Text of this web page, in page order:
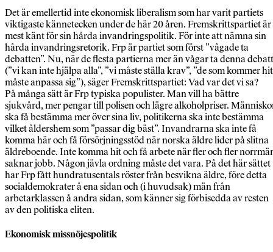
Det är emellertid inte ekonomisk liberalism som har varit partiets
viktigaste kännetecken under de här 20 åren. Fremskrittspartiet är
mest känt för sin hårda invandringspolitik. För inte att nämna sin
hårda invandringsretorik. Frp är partiet som först ”vågade ta
debatten”. Nu, när de flesta partierna mer än vågar ta denna debatt
(”vi kan inte hjälpa alla”, ”vi måste ställa krav”, ”de som kommer hit
måste anpassa sig”), säger Fremskrittspartiet: Vad var det vi sa?
På många sätt är Frp typiska populister. Man vill ha bättre
sjukvård, mer pengar till polisen och lägre alkoholpriser.
ska få bestämma mer över sina liv, politikerna ska inte bestämma
vilket åldershem som ”passar dig bäst”. Invandrarna ska inte få
komma här och få försörjningsstöd när norska äldre lider på slitna
äldreboende. Inte komma hit och få arbete när fler och fler
saknar jobb. Någon jävla ordning måste det vara. På det här sättet
har Frp fått hundratusentals röster från besvikna äldre, före detta
socialdemokrater å ena sidan och (i huvudsak) män från
arbetarklassen å andra sidan, som känner sig förbisedda av resten
av den politiska eliten.
Ekonomisk missnöjespolitik